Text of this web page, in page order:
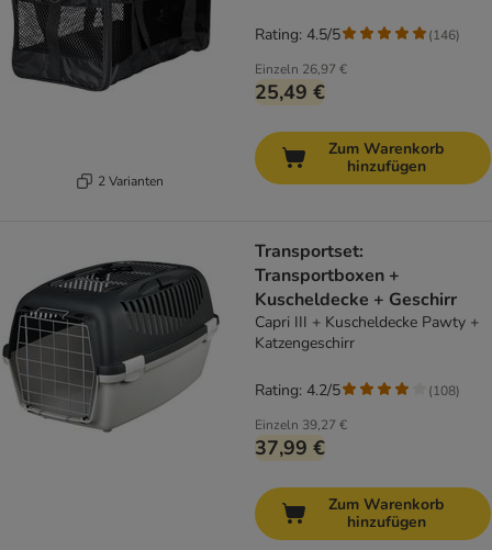
2 Varianten
Einzeln 26,97 €
25,49 €
Rating: 4.5/5 (146)
Zum Warenkorb
hinzufügen
Transportset:
Transportboxen +
Kuscheldecke + Geschirr
Capri III + Kuscheldecke Pawty +
Katzengeschirr
Einzeln 39,27 €
37,99 €
Rating: 4.2/5 (108)
Zum Warenkorb
hinzufügen